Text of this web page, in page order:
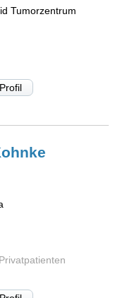
Tumorzentrum
Privatpatienten